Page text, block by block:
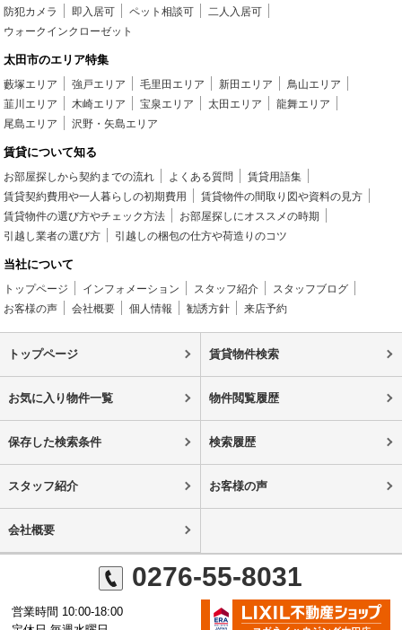
防犯カメラ
即入居可 ペット相談可
二人入居可
ウォークインクローゼット
太田市のエリア特集
藪塚エリア 強戸エリア 毛里田エリア 新田エリア
鳥山エリア
韮川エリア
木崎エリア 宝泉エリア 太田エリア
龍舞エリア
尾島エリア
沢野・矢島エリア
賃貸について知る
お部屋探しから契約までの流れ よくある質問
賃貸用語集
賃貸契約費用や一人暮らしの初期費用
賃貸物件の間取り図や資料の見方
賃貸物件の選び方やチェック方法
お部屋探しにオススメの時期
引越し業者の選び方
引越しの梱包の仕方や荷造りのコツ
当社について
トップページ インフォメーション スタッフ紹介
スタッフブログ
お客様の声
会社概要 個人情報 勧誘方針 来店予約
トップページ 賃貸物件検索
お気に入り物件一覧 物件閲覧履歴
保存した検索条件 検索履歴
スタッフ紹介 お客様の声
会社概要
0276-55-8031
営業時間 10:00-18:00